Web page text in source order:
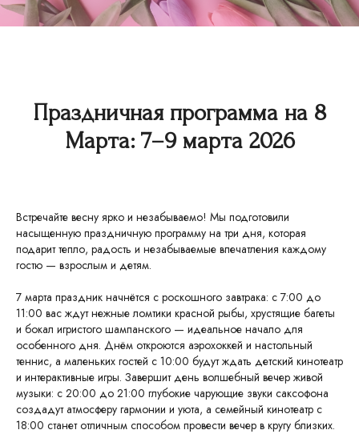
Праздничная программа на 8
Марта: 7–9 марта 2026
Встречайте весну ярко и незабываемо! Мы подготовили
насыщенную праздничную программу на три дня, которая
подарит тепло, радость и незабываемые впечатления каждому
гостю — взрослым и детям.
7 марта праздник начнётся с роскошного завтрака: с 7:00 до
11:00 вас ждут нежные ломтики красной рыбы, хрустящие багеты
и бокал игристого шампанского — идеальное начало для
особенного дня. Днём откроются аэрохоккей и настольный
теннис, а маленьких гостей с 10:00 будут ждать детский кинотеатр
и интерактивные игры. Завершит день волшебный вечер живой
музыки: с 20:00 до 21:00 глубокие чарующие звуки саксофона
создадут атмосферу гармонии и уюта, а семейный кинотеатр с
18:00 станет отличным способом провести вечер в кругу близких.